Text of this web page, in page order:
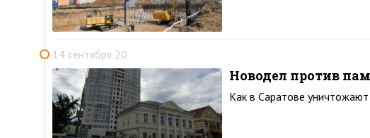
14 сентября 20
Новодел против
Как в Саратове